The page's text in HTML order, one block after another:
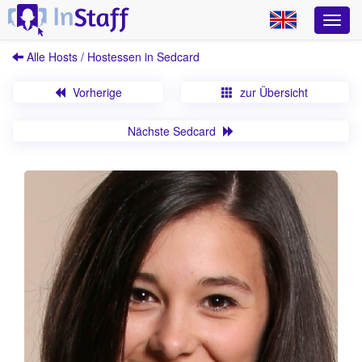
Alle Hosts / Hostessen in Sedcard
Vorherige zur Übersicht
Nächste Sedcard